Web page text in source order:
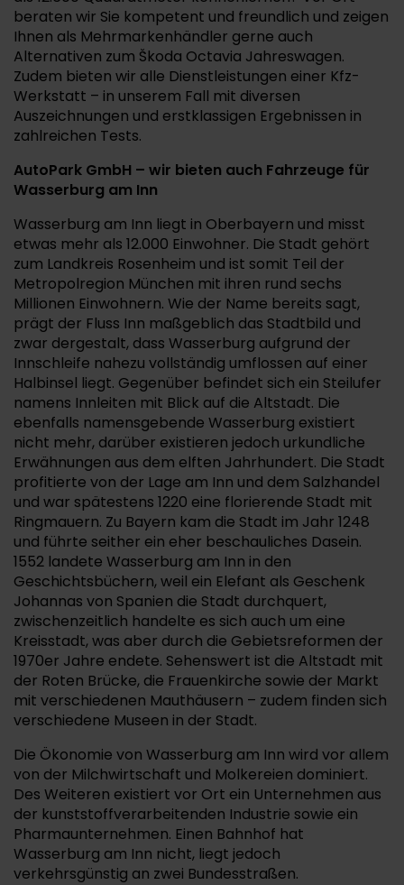
beraten wir Sie kompetent und freundlich und zeigen
Ihnen als Mehrmarkenhändler gerne auch
Alternativen zum Škoda Octavia Jahreswagen.
Zudem bieten wir alle Dienstleistungen einer Kfz-
Werkstatt – in unserem Fall mit diversen
Auszeichnungen und erstklassigen Ergebnissen in
zahlreichen Tests.
AutoPark GmbH – wir bieten auch Fahrzeuge für
Wasserburg am Inn
Wasserburg am Inn liegt in Oberbayern und misst
etwas mehr als 12.000 Einwohner. Die Stadt gehört
zum Landkreis Rosenheim und ist somit Teil der
Metropolregion München mit ihren rund sechs
Millionen Einwohnern. Wie der Name bereits sagt,
prägt der Fluss Inn maßgeblich das Stadtbild und
zwar dergestalt, dass Wasserburg aufgrund der
Innschleife nahezu vollständig umflossen auf einer
Halbinsel liegt. Gegenüber befindet sich ein Steilufer
namens Innleiten mit Blick auf die Altstadt. Die
ebenfalls namensgebende Wasserburg existiert
nicht mehr, darüber existieren jedoch urkundliche
Erwähnungen aus dem elften Jahrhundert. Die Stadt
profitierte von der Lage am Inn und dem Salzhandel
und war spätestens 1220 eine florierende Stadt mit
Ringmauern. Zu Bayern kam die Stadt im Jahr 1248
und führte seither ein eher beschauliches Dasein.
1552 landete Wasserburg am Inn in den
Geschichtsbüchern, weil ein Elefant als Geschenk
Johannas von Spanien die Stadt durchquert,
zwischenzeitlich handelte es sich auch um eine
Kreisstadt, was aber durch die Gebietsreformen der
1970er Jahre endete. Sehenswert ist die Altstadt mit
der Roten Brücke, die Frauenkirche sowie der Markt
mit verschiedenen Mauthäusern – zudem finden sich
verschiedene Museen in der Stadt.
Die Ökonomie von Wasserburg am Inn wird vor allem
von der Milchwirtschaft und Molkereien dominiert.
Des Weiteren existiert vor Ort ein Unternehmen aus
der kunststoffverarbeitenden Industrie sowie ein
Pharmaunternehmen. Einen Bahnhof hat
Wasserburg am Inn nicht, liegt jedoch
verkehrsgünstig an zwei Bundesstraßen.